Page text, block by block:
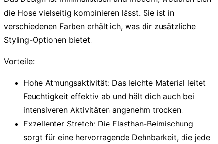
die Hose vielseitig kombinieren lässt. Sie ist in
verschiedenen Farben erhältlich, was dir zusätzliche
Styling-Optionen bietet.
Vorteile:
Hohe Atmungsaktivität: Das leichte Material leitet
Feuchtigkeit effektiv ab und hält dich auch bei
intensiveren Aktivitäten angenehm trocken.
Exzellenter Stretch: Die Elasthan-Beimischung
sorgt für eine hervorragende Dehnbarkeit, die jede